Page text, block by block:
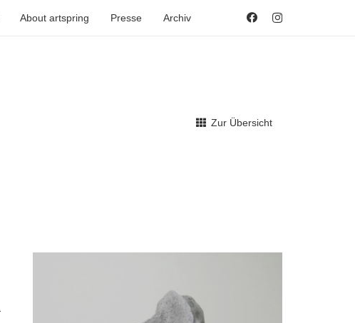
About artspring Presse Archiv
Zur Übersicht